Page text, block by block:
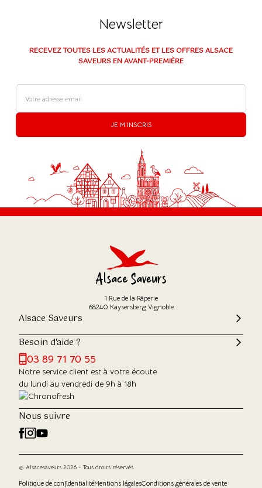
Newsletter
RECEVEZ TOUTES LES ACTUALITÉS ET LES OFFRES ALSACE
SAVEURS EN AVANT-PREMIÈRE
JE M'INSCRIS
1 Rue de la Râperie
68240 Kaysersberg Vignoble
Alsace Saveurs
Besoin d'aide ?
03 89 71 70 55
Notre service client est à votre écoute
du lundi au vendredi de 9h à 18h
Nous suivre
© Alsacesaveurs 2026 - Tous droits réservés
Politique de confidentialitéMentions légalesConditions générales de vente